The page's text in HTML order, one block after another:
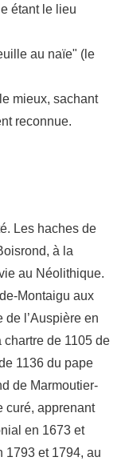
étant le lieu
au naïe" (le
mieux, sachant
reconnue.
Les haches de
à la
au Néolithique.
Montaigu aux
de l’Auspière en
de 1105 de
1136 du pape
de Marmoutier-
curé, apprenant
en 1673 et
1793 et 1794, au